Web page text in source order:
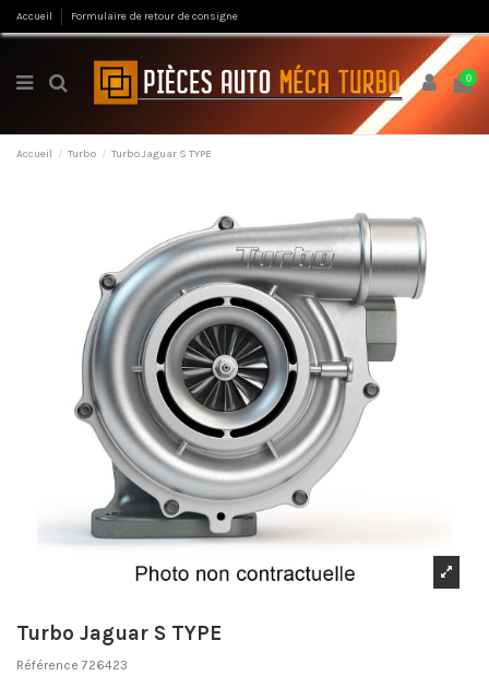
Accueil Formulaire de retour de consigne
0
Accueil Turbo Turbo Jaguar S TYPE
Turbo Jaguar S TYPE
Référence 726423